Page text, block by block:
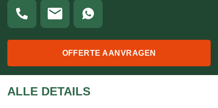
OFFERTE AANVRAGEN
ALLE DETAILS